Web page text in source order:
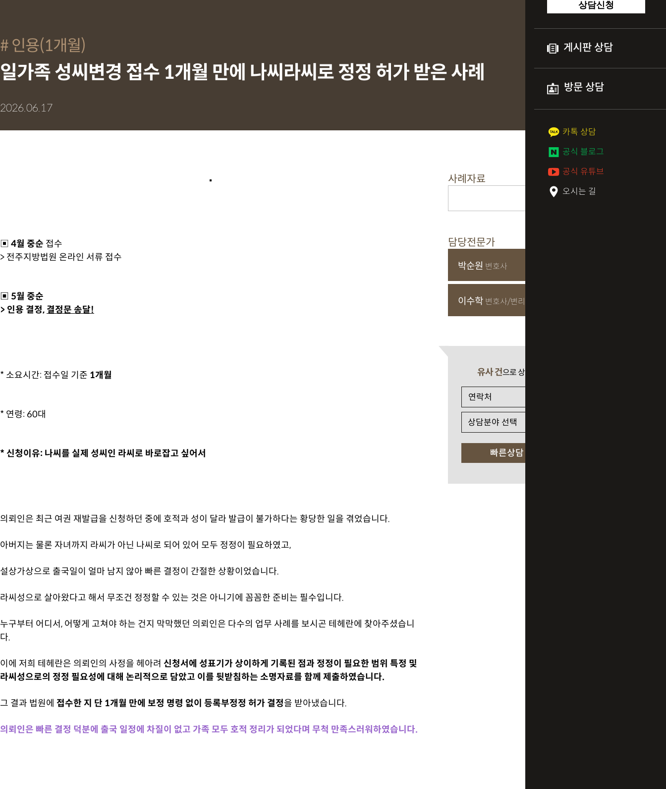
상담신청
게시판 상담
방문 상담
카톡 상담
공식 블로그
공식 유튜브
오시는 길
인용(1개월)
일가족 성씨변경 접수 1개월 만에 나씨라씨로 정정 허가 받은 사례
2026.06.17
▣ 4월 중순 접수
> 전주지방법원 온라인 서류 접수
▣ 5월 중순
> 인용 결정, 결정문 송달!
* 소요시간: 접수일 기준 1개월
* 연령: 60대
* 신청이유: 나씨를 실제 성씨인 라씨로 바로잡고 싶어서
의뢰인은 최근 여권 재발급을 신청하던 중에 호적과 성이 달라 발급이 불가하다는 황당한 일을 겪었습니다.
아버지는 물론 자녀까지 라씨가 아닌 나씨로 되어 있어 모두 정정이 필요하였고,
설상가상으로 출국일이 얼마 남지 않아 빠른 결정이 간절한 상황이었습니다.
라씨성으로 살아왔다고 해서 무조건 정정할 수 있는 것은 아니기에 꼼꼼한 준비는 필수입니다.
누구부터 어디서, 어떻게 고쳐야 하는 건지 막막했던 의뢰인은 다수의 업무 사례를 보시곤 테헤란에 찾아주셨습니
다.
이에 저희 테헤란은 의뢰인의 사정을 헤아려 신청서에 성표기가 상이하게 기록된 점과 정정이 필요한 범위 특정 및
라씨성으로의 정정 필요성에 대해 논리적으로 담았고 이를 뒷받침하는 소명자료를 함께 제출하였습니다.
그 결과 법원에 접수한 지 단 1개월 만에 보정 명령 없이 등록부정정 허가 결정을 받아냈습니다.
의뢰인은 빠른 결정 덕분에 출국 일정에 차질이 없고 가족 모두 호적 정리가 되었다며 무척 만족스러워하였습니다.
사례자료
담당전문가
박순원 변호사
이수학 변호사/변리사
유사 건으로 상담 필요 시